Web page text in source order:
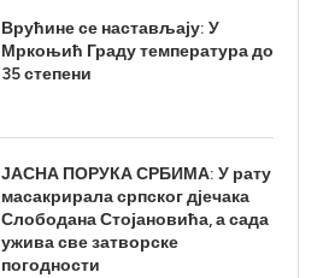
Врућине се настављају: У
Мркоњић Граду температура до
35 степени
ЈАСНА ПОРУКА СРБИМА: У рату
масакрирала српског дјечака
Слободана Стојановића, а сада
ужива све затворске
погодности